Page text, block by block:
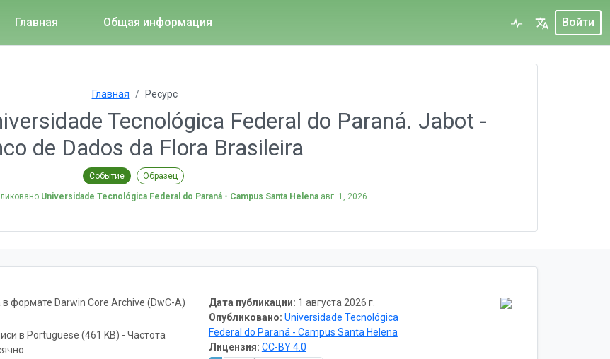
Главная Общая информация Войти
Главная Ресурс
Tecnológica Federal do Paraná. Jabot -
de Dados da Flora Brasileira
Событие Образец
Universidade Tecnológica Federal do Paraná - Campus Santa Helena авг. 1, 2026
Дата публикации: 1 августа 2026 г.
Опубликовано: Universidade Tecnológica
Federal do Paraná - Campus Santa Helena
Лицензия: CC-BY 4.0
формате Darwin Core Archive (DwC-A)
в Portuguese (461 KB) - Частота